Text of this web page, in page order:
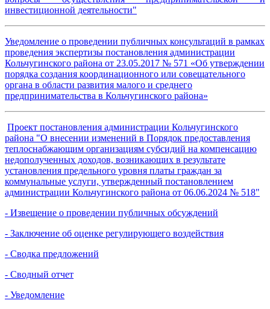
инвестиционной деятельности"
Уведомление о проведении публичных консультаций в рамках
проведения экспертизы постановления администрации
Кольчугинского района от 23.05.2017 № 571 «Об утверждении
порядка создания координационного или совещательного
органа в области развития малого и среднего
предпринимательства в Кольчугинского района»
Проект постановления администрации Кольчугинского
района "О внесении изменений в Порядок предоставления
теплоснабжающим организациям субсидий на компенсацию
недополученных доходов, возникающих в результате
установления предельного уровня платы граждан за
коммунальные услуги, утвержденный постановлением
администрации Кольчугинского района от 06.06.2024 № 518"
- Извещение о проведении публичных обсуждений
- Заключение об оценке регулирующего воздействия
- Сводка предложений
- Сводный отчет
- Уведомление